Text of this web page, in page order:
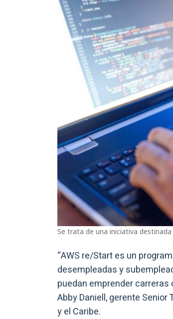
Se trata de una iniciativa
“AWS re/Start es un
desempleadas y
puedan emprender carreras
Abby Daniell, gerente
y el Caribe.